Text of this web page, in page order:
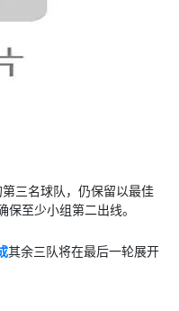
三名球队，仍保留以最佳
至少小组第二出线。
其余三队将在最后一轮展开